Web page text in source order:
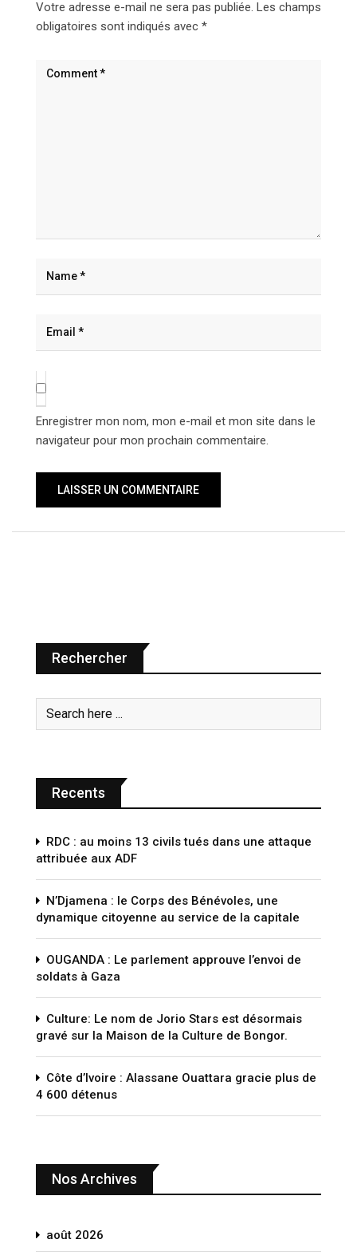
Votre adresse e-mail ne sera pas publiée. Les champs
obligatoires sont indiqués avec *
Enregistrer mon nom, mon e-mail et mon site dans le
navigateur pour mon prochain commentaire.
Rechercher
Recents
RDC : au moins 13 civils tués dans une attaque
attribuée aux ADF
N’Djamena : le Corps des Bénévoles, une
dynamique citoyenne au service de la capitale
OUGANDA : Le parlement approuve l’envoi de
soldats à Gaza
Culture: Le nom de Jorio Stars est désormais
gravé sur la Maison de la Culture de Bongor.
Côte d’Ivoire : Alassane Ouattara gracie plus de
4 600 détenus
Nos Archives
août 2026